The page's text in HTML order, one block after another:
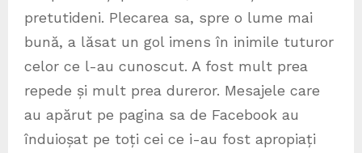
pretutideni. Plecarea sa, spre o lume mai
bună, a lăsat un gol imens în inimile tuturor
celor ce l-au cunoscut. A fost mult prea
repede și mult prea dureror. Mesajele care
au apărut pe pagina sa de Facebook au
înduioșat pe toți cei ce i-au fost apropiați